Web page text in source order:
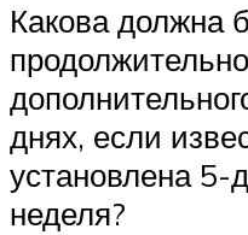
Какова должна
днях, если
установлена 5-
неделя?